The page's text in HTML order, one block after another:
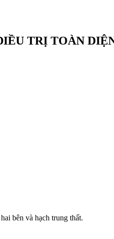
TRỊ TOÀN
bên và hạch trung thất.